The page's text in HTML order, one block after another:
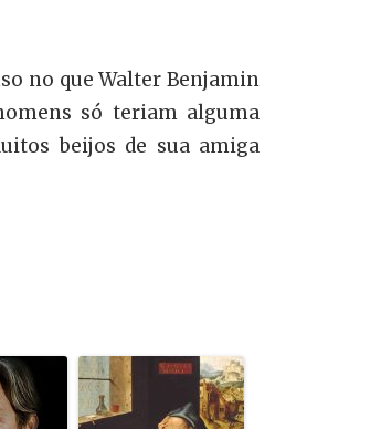
no que Walter Benjamin
só teriam alguma
beijos de sua amiga